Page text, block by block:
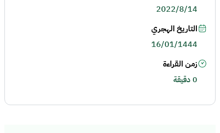
2022/8/14
التاريخ الهجري
16/01/1444
زمن القراءة
0 دقيقة